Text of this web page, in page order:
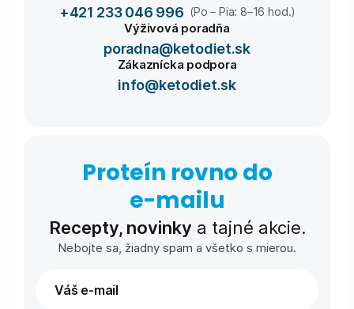
+421 233 046 996 (Po – Pia: 8–16 hod.)
Výživová poradňa
poradna@ketodiet.sk
Zákaznícka podpora
info@ketodiet.sk
Proteín rovno do
e-⁠mailu
Recepty, novinky a tajné akcie.
Nebojte sa, žiadny spam a všetko s mierou.